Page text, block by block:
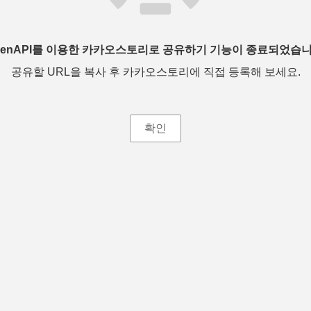
를 이용한 카카오스토리로 공유하기 기능이 종료되었습
공유할 URL을 복사 후 카카오스토리에 직접 등록해 보세요.
확인